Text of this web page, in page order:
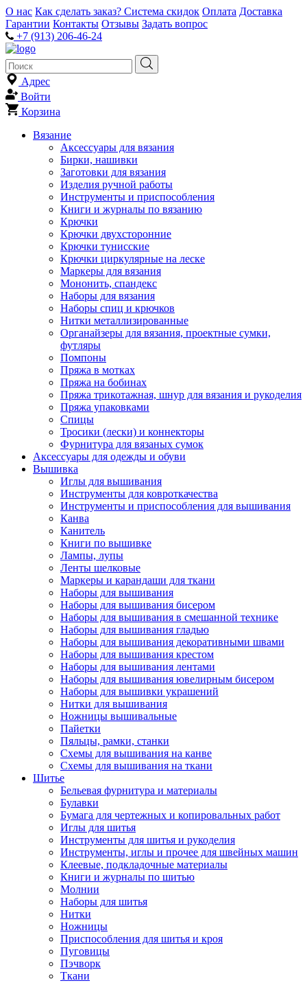
О нас Как сделать заказ? Система скидок Оплата Доставка
Гарантии Контакты Отзывы Задать вопрос
+7 (913) 206-46-24
Адрес
Войти
Корзина
Вязание
Аксессуары для вязания
Бирки, нашивки
Заготовки для вязания
Изделия ручной работы
Инструменты и приспособления
Книги и журналы по вязанию
Крючки
Крючки двухсторонние
Крючки тунисские
Крючки циркулярные на леске
Маркеры для вязания
Мононить, спандекс
Наборы для вязания
Наборы спиц и крючков
Нитки металлизированные
Органайзеры для вязания, проектные сумки,
футляры
Помпоны
Пряжа в мотках
Пряжа на бобинах
Пряжа трикотажная, шнур для вязания и рукоделия
Пряжа упаковками
Спицы
Тросики (лески) и коннекторы
Фурнитура для вязаных сумок
Аксессуары для одежды и обуви
Вышивка
Иглы для вышивания
Инструменты для ковроткачества
Инструменты и приспособления для вышивания
Канва
Канитель
Книги по вышивке
Лампы, лупы
Ленты шелковые
Маркеры и карандаши для ткани
Наборы для вышивания
Наборы для вышивания бисером
Наборы для вышивания в смешанной технике
Наборы для вышивания гладью
Наборы для вышивания декоративными швами
Наборы для вышивания крестом
Наборы для вышивания лентами
Наборы для вышивания ювелирным бисером
Наборы для вышивки украшений
Нитки для вышивания
Ножницы вышивальные
Пайетки
Пяльцы, рамки, станки
Схемы для вышивания на канве
Схемы для вышивания на ткани
Шитье
Бельевая фурнитура и материалы
Булавки
Бумага для чертежных и копировальных работ
Иглы для шитья
Инструменты для шитья и рукоделия
Инструменты, иглы и прочее для швейных машин
Клеевые, подкладочные материалы
Книги и журналы по шитью
Молнии
Наборы для шитья
Нитки
Ножницы
Приспособления для шитья и кроя
Пуговицы
Пэчворк
Ткани